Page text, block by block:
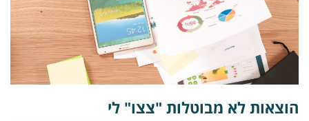
לא מבוטלות "צצו" לי